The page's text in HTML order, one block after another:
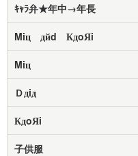
ｷｬﾗ弁★年中→年長
Μiц дйd КдοЯi
Μiц
Ｄдiд
КдοЯi
子供服